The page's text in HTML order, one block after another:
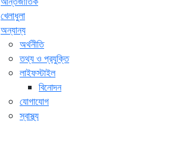
খেলাধুলা
অন্যান্য
অর্থনীতি
তথ্য ও প্রযুক্তি
লাইফস্টাইল
বিনোদন
যোগাযোগ
স্বাস্থ্য